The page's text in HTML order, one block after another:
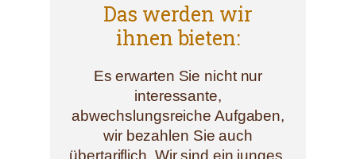
Das werden wir
ihnen bieten:
Es erwarten Sie nicht nur
interessante,
abwechslungsreiche Aufgaben,
wir bezahlen Sie auch
übertariflich. Wir sind ein junges,